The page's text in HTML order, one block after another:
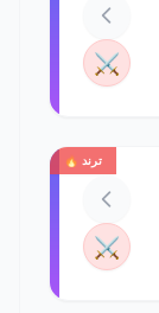
⚔️
ترند 🔥
⚔️